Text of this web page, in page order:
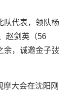
代表，领队杨
赵剑英（56
余，诚邀金子弢
大会在沈阳刚